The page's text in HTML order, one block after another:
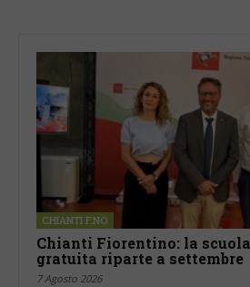
CHIANTI F.NO
Chianti Fiorentino: la
gratuita riparte a settembre
7 Agosto 2026